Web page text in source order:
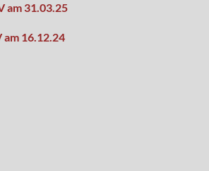
am 31.03.25
am 16.12.24